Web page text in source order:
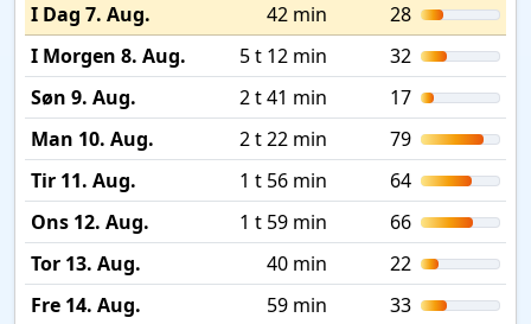
I Dag 7. Aug. 42 min
28
I Morgen 8. Aug.
5 t 12 min
32
Søn 9. Aug.
2 t 41 min
17
Man 10. Aug.
2 t 22 min
79
Tir 11. Aug.
1 t 56 min
64
Ons 12. Aug.
1 t 59 min
66
Tor 13. Aug.
40 min
22
Fre 14. Aug.
59 min
33